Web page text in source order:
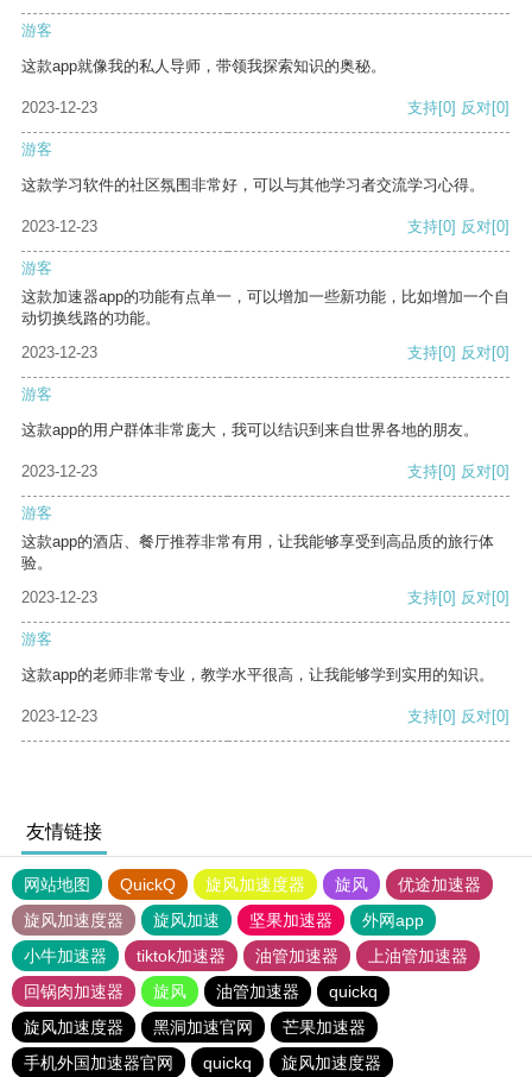
游客
这款app就像我的私人导师，带领我探索知识的奥秘。
2023-12-23 支持[0] 反对[0]
游客
这款学习软件的社区氛围非常好，可以与其他学习者交流学习心得。
2023-12-23 支持[0] 反对[0]
游客
这款加速器app的功能有点单一，可以增加一些新功能，比如增加一个自
动切换线路的功能。
2023-12-23
支持[0] 反对[0]
游客
这款app的用户群体非常庞大，我可以结识到来自世界各地的朋友。
2023-12-23 支持[0] 反对[0]
游客
这款app的酒店、餐厅推荐非常有用，让我能够享受到高品质的旅行体
验。
2023-12-23
支持[0] 反对[0]
游客
这款app的老师非常专业，教学水平很高，让我能够学到实用的知识。
2023-12-23 支持[0] 反对[0]
友情链接
网站地图 QuickQ 旋风加速度器 旋风
优途加速器
旋风加速度器
旋风加速 坚果加速器
外网app
小牛加速器
tiktok加速器 油管加速器
上油管加速器
回锅肉加速器
旋风 油管加速器
quickq
旋风加速度器
黑洞加速官网
芒果加速器
手机外国加速器官网
quickq 旋风加速度器